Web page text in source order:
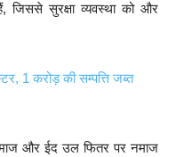
जिससे सुरक्षा व्यवस्था को और
1 करोड़ की सम्पत्ति जब्त
और ईद उल फितर पर नमाज